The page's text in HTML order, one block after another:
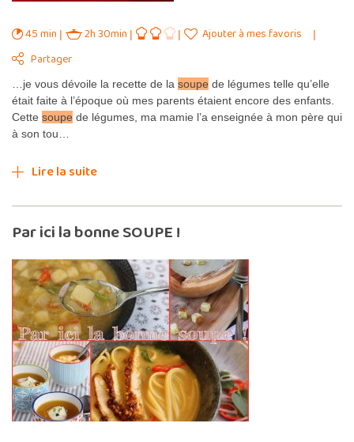
45 min 2h 30min
Ajouter à mes favoris
Partager
…je vous dévoile la recette de la soupe de légumes telle qu’elle
était faite à l’époque où mes parents étaient encore des enfants.
Cette soupe de légumes, ma mamie l’a enseignée à mon père qui
à son tou…
Lire la suite
Par ici la bonne SOUPE !